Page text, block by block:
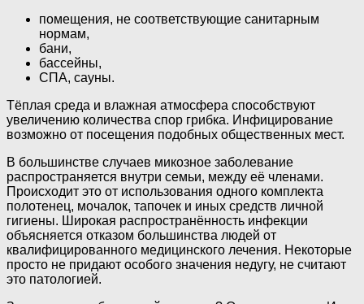
помещения, не соответствующие санитарным
нормам,
бани,
бассейны,
СПА, сауны.
Тёплая среда и влажная атмосфера способствуют
увеличению количества спор грибка. Инфицирование
возможно от посещения подобных общественных мест.
В большинстве случаев микозное заболевание
распространяется внутри семьи, между её членами.
Происходит это от использования одного комплекта
полотенец, мочалок, тапочек и иных средств личной
гигиены. Широкая распространённость инфекции
объясняется отказом большинства людей от
квалифицированного медицинского лечения. Некоторые
просто не придают особого значения недугу, не считают
это патологией.